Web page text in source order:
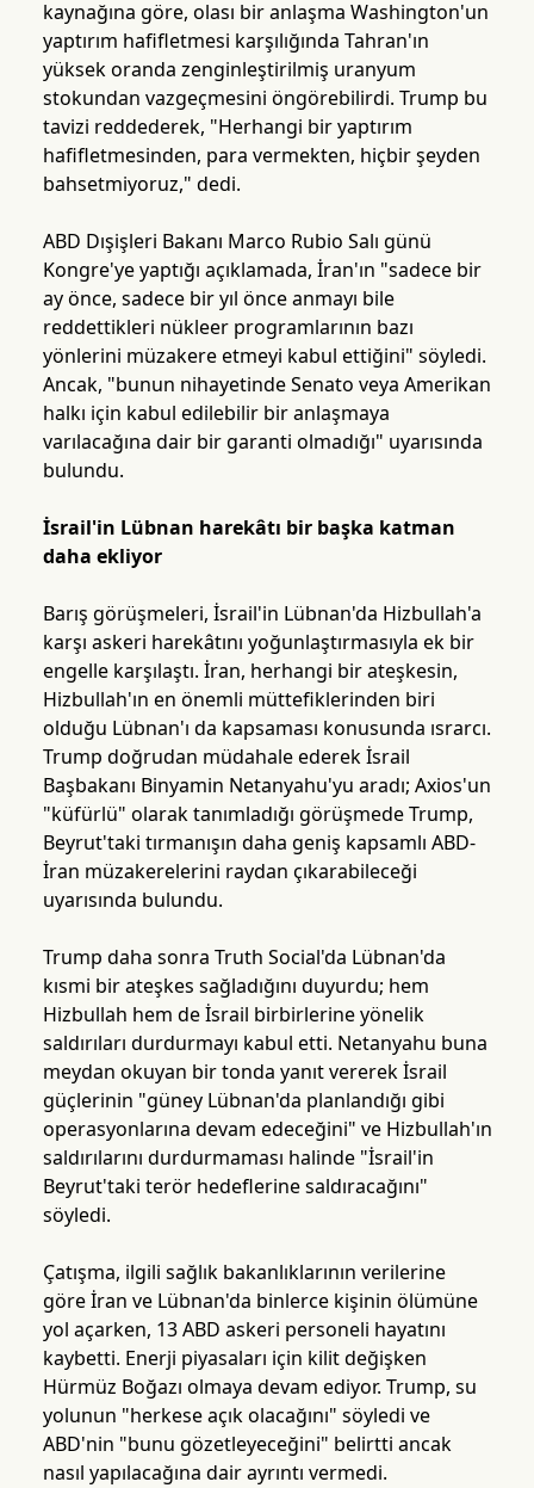
kaynağına göre, olası bir anlaşma Washington'un
yaptırım hafifletmesi karşılığında Tahran'ın
yüksek oranda zenginleştirilmiş uranyum
stokundan vazgeçmesini öngörebilirdi. Trump bu
tavizi reddederek, "Herhangi bir yaptırım
hafifletmesinden, para vermekten, hiçbir şeyden
bahsetmiyoruz," dedi.
ABD Dışişleri Bakanı Marco Rubio Salı günü
Kongre'ye yaptığı açıklamada, İran'ın "sadece bir
ay önce, sadece bir yıl önce anmayı bile
reddettikleri nükleer programlarının bazı
yönlerini müzakere etmeyi kabul ettiğini" söyledi.
Ancak, "bunun nihayetinde Senato veya Amerikan
halkı için kabul edilebilir bir anlaşmaya
varılacağına dair bir garanti olmadığı" uyarısında
bulundu.
İsrail'in Lübnan harekâtı bir başka katman
daha ekliyor
Barış görüşmeleri, İsrail'in Lübnan'da Hizbullah'a
karşı askeri harekâtını yoğunlaştırmasıyla ek bir
engelle karşılaştı. İran, herhangi bir ateşkesin,
Hizbullah'ın en önemli müttefiklerinden biri
olduğu Lübnan'ı da kapsaması konusunda ısrarcı.
Trump doğrudan müdahale ederek İsrail
Başbakanı Binyamin Netanyahu'yu aradı; Axios'un
"küfürlü" olarak tanımladığı görüşmede Trump,
Beyrut'taki tırmanışın daha geniş kapsamlı ABD-
İran müzakerelerini raydan çıkarabileceği
uyarısında bulundu.
Trump daha sonra Truth Social'da Lübnan'da
kısmi bir ateşkes sağladığını duyurdu; hem
Hizbullah hem de İsrail birbirlerine yönelik
saldırıları durdurmayı kabul etti. Netanyahu buna
meydan okuyan bir tonda yanıt vererek İsrail
güçlerinin "güney Lübnan'da planlandığı gibi
operasyonlarına devam edeceğini" ve Hizbullah'ın
saldırılarını durdurmaması halinde "İsrail'in
Beyrut'taki terör hedeflerine saldıracağını"
söyledi.
Çatışma, ilgili sağlık bakanlıklarının verilerine
göre İran ve Lübnan'da binlerce kişinin ölümüne
yol açarken, 13 ABD askeri personeli hayatını
kaybetti. Enerji piyasaları için kilit değişken
Hürmüz Boğazı olmaya devam ediyor. Trump, su
yolunun "herkese açık olacağını" söyledi ve
ABD'nin "bunu gözetleyeceğini" belirtti ancak
nasıl yapılacağına dair ayrıntı vermedi.